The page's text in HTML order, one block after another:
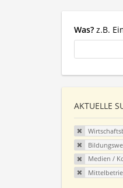
Was? z.B.
AKTUELLE
Medien /